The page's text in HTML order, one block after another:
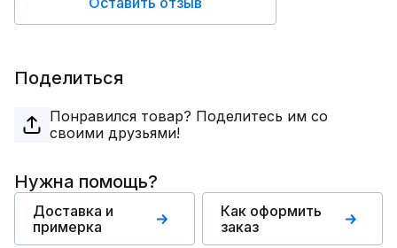
Поделиться
Понравился товар? Поделитесь им со
своими друзьями!
Нужна помощь?
Доставка и
примерка
Как оформить
заказ